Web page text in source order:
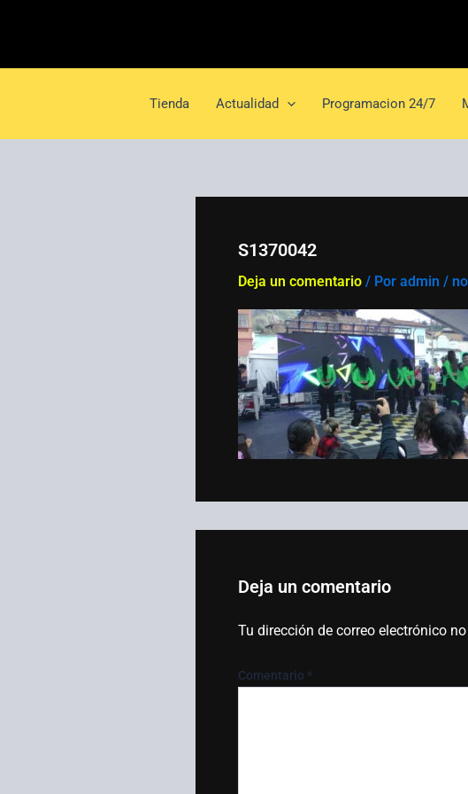
Tienda Actualidad Programacion 24/7
S1370042
Deja un comentario / Por admin /
Deja un comentario
Tu dirección de correo electrónico
Comentario *